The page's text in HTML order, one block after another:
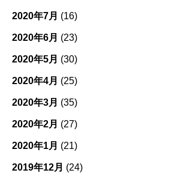
2020年7月 (16)
2020年6月 (23)
2020年5月 (30)
2020年4月 (25)
2020年3月 (35)
2020年2月 (27)
2020年1月 (21)
2019年12月 (24)